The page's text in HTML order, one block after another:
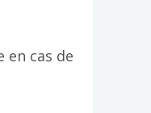
cas de